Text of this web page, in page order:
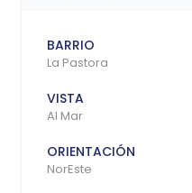
BARRIO
La Pastora
VISTA
Al Mar
ORIENTACIÓN
NorEste